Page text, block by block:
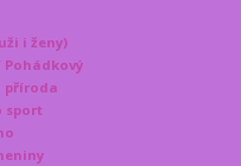
i ženy)
Pohádkový
příroda
sport